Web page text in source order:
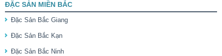
ĐẶC SẢN MIỀN BẮC
Đặc Sản Bắc Giang
Đặc Sản Bắc Kạn
Đặc Sản Bắc Ninh